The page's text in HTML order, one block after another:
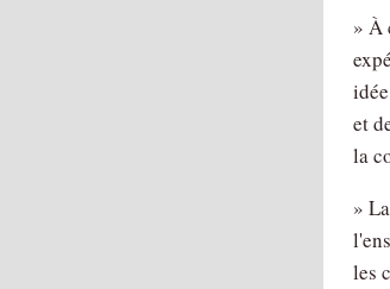
» À
et
la
»
les